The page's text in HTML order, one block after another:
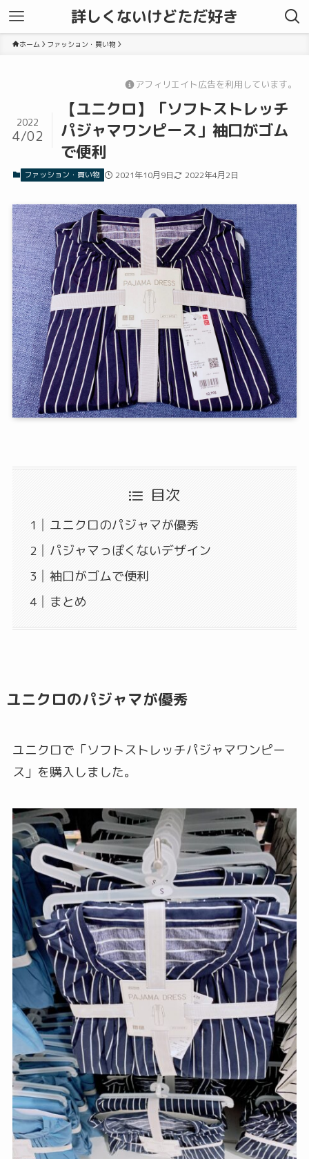
詳しくないけどただ好き
ホーム ファッション・買い物
アフィリエイト広告を利用しています。
【ユニクロ】「ソフトストレッチ
パジャマワンピース」袖口がゴム
で便利
2022
4/02
ファッション・買い物 2021年10月9日 2022年4月2日
目次
ユニクロのパジャマが優秀
パジャマっぽくないデザイン
袖口がゴムで便利
まとめ
ユニクロのパジャマが優秀
ユニクロで「ソフトストレッチパジャマワンピー
ス」を購入しました。